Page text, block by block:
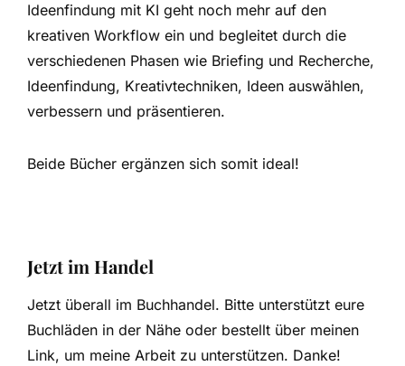
Ideenfindung mit KI geht noch mehr auf den
kreativen Workflow ein und begleitet durch die
verschiedenen Phasen wie Briefing und Recherche,
Ideenfindung, Kreativtechniken, Ideen auswählen,
verbessern und präsentieren.
Beide Bücher ergänzen sich somit ideal!
Jetzt im Handel
Jetzt überall im Buchhandel. Bitte unterstützt eure
Buchläden in der Nähe oder bestellt über meinen
Link, um meine Arbeit zu unterstützen. Danke!